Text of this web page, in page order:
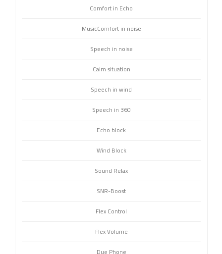
Comfort in Echo
MusicComfort in noise
Speech in noise
Calm situation
Speech in wind
Speech in 360
Echo block
Wind Block
Sound Relax
SNR-Boost
Flex Control
Flex Volume